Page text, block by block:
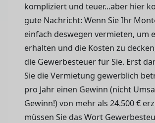
kompliziert und teuer...aber hier
gute Nachricht: Wenn Sie Ihr
einfach deswegen vermieten, um
erhalten und die Kosten zu
die Gewerbesteuer für Sie. Erst
Sie die Vermietung gewerblich
pro Jahr einen Gewinn (nicht
Gewinn!) von mehr als 24.500 €
müssen Sie das Wort